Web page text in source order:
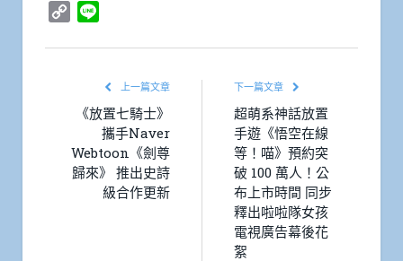
Copy
上一篇文章
《放置七騎士》
攜手Naver
Webtoon《劍尊
歸來》 推出史詩
級合作更新
下一篇文章
超萌系神話放置
手遊《悟空在線
等！喵》預約突
破 100 萬人！公
布上市時間 同步
釋出啦啦隊女孩
電視廣告幕後花
絮